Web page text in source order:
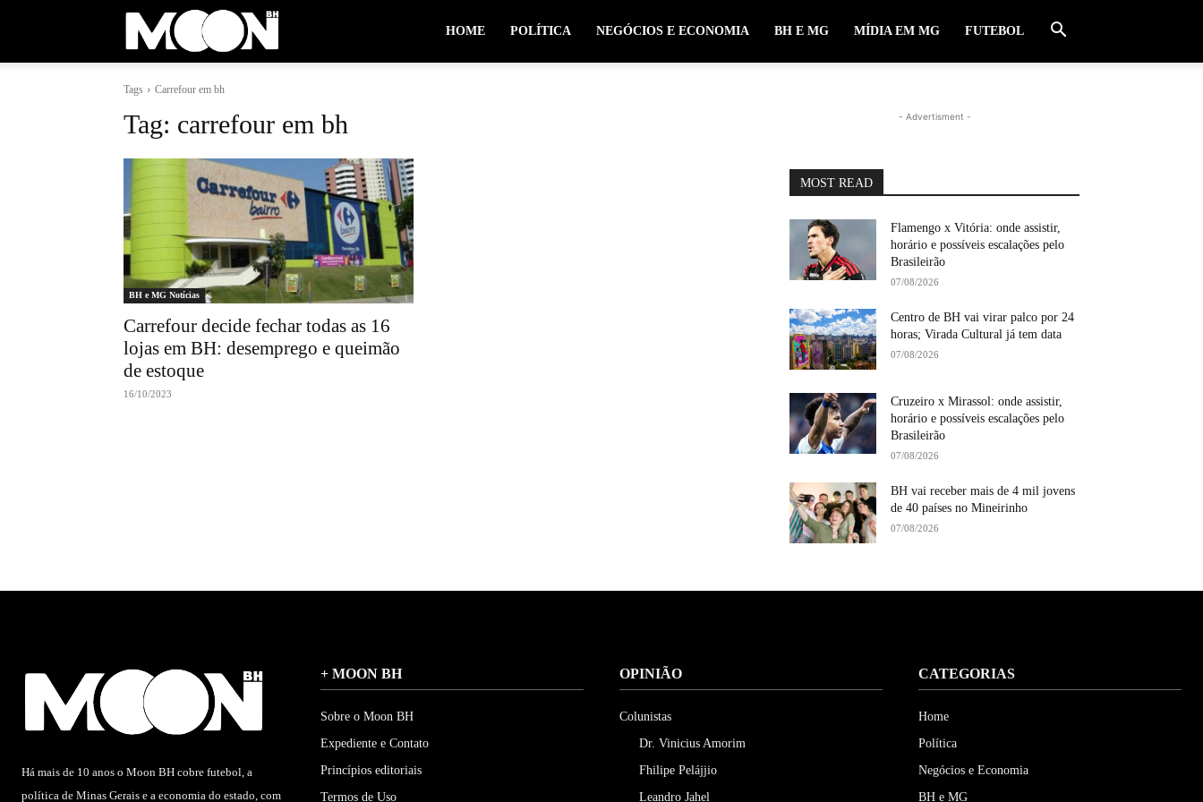
HOME POLÍTICA NEGÓCIOS E ECONOMIA BH E MG MÍDIA EM MG FUTEBOL
Tags Carrefour em bh
Tag: carrefour em bh
BH e MG Notícias
Carrefour decide fechar todas as 16
lojas em BH: desemprego e queimão
de estoque
16/10/2023
- Advertisment -
MOST READ
Flamengo x Vitória: onde assistir,
horário e possíveis escalações pelo
Brasileirão
07/08/2026
Centro de BH vai virar palco por 24
horas; Virada Cultural já tem data
07/08/2026
Cruzeiro x Mirassol: onde assistir,
horário e possíveis escalações pelo
Brasileirão
07/08/2026
BH vai receber mais de 4 mil jovens
de 40 países no Mineirinho
07/08/2026
Há mais de 10 anos o Moon BH cobre futebol, a
política de Minas Gerais e a economia do estado, com
+ MOON BH
Sobre o Moon BH
Expediente e Contato
Princípios editoriais
Termos de Uso
OPINIÃO
Colunistas
Dr. Vinicius Amorim
Fhilipe Pelájjio
Leandro Jahel
CATEGORIAS
Home
Política
Negócios e Economia
BH e MG